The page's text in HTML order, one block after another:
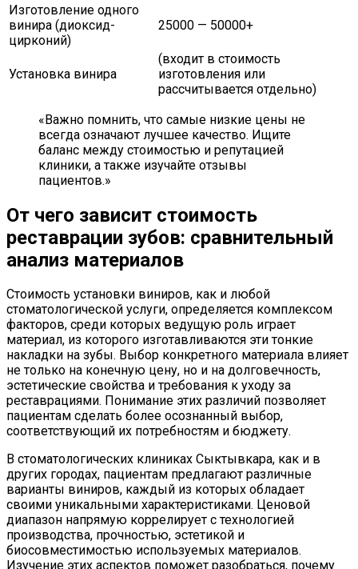
Изготовление одного
винира (диоксид-
цирконий)
25000 — 50000+
Установка винира
(входит в стоимость
изготовления или
рассчитывается отдельно)
«Важно помнить, что самые низкие цены не
всегда означают лучшее качество. Ищите
баланс между стоимостью и репутацией
клиники, а также изучайте отзывы
пациентов.»
От чего зависит стоимость
реставрации зубов: сравнительный
анализ материалов
Стоимость установки виниров, как и любой
стоматологической услуги, определяется комплексом
факторов, среди которых ведущую роль играет
материал, из которого изготавливаются эти тонкие
накладки на зубы. Выбор конкретного материала влияет
не только на конечную цену, но и на долговечность,
эстетические свойства и требования к уходу за
реставрациями. Понимание этих различий позволяет
пациентам сделать более осознанный выбор,
соответствующий их потребностям и бюджету.
В стоматологических клиниках Сыктывкара, как и в
других городах, пациентам предлагают различные
варианты виниров, каждый из которых обладает
своими уникальными характеристиками. Ценовой
диапазон напрямую коррелирует с технологией
производства, прочностью, эстетикой и
биосовместимостью используемых материалов.
Изучение этих аспектов поможет разобраться, почему